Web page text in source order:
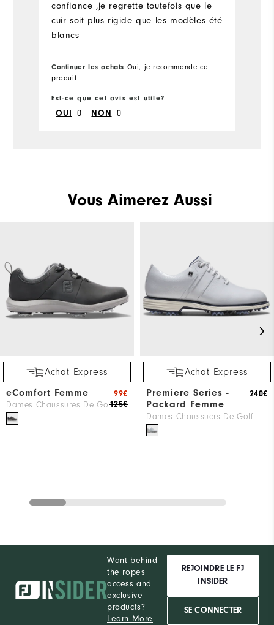
confiance ,je regrette toutefois que le
cuir soit plus rigide que les modèles été
blancs
Continuer les achats Oui, je recommande ce
produit
Est-ce que cet avis est utile?
OUI 0 NON 0
Vous Aimerez Aussi
Achat Express
eComfort Femme
Dames Chaussures De Golf125€
99€
Achat Express
Premiere Series -
Packard Femme
Dames Chaussuers De Golf
240€
Want behind
the ropes
access and
exclusive
products?
Learn More
REJOINDRE LE FJ
INSIDER
SE CONNECTER